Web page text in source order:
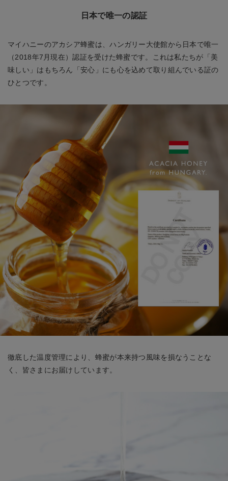
日本で唯一の認証
マイハニーのアカシア蜂蜜は、ハンガリー大使館から日本で唯一
（2018年7月現在）認証を受けた蜂蜜です。これは私たちが「美
味しい」はもちろん「安心」にも心を込めて取り組んでいる証の
ひとつです。
徹底した温度管理により、蜂蜜が本来持つ風味を損なうことな
く、皆さまにお届けしています。